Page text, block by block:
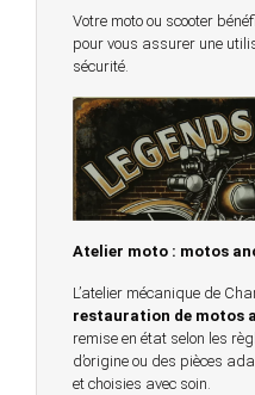
Votre moto ou scooter
pour vous assurer une
sécurité.
Atelier moto : motos
L’atelier mécanique de
restauration de motos
remise en état selon les
d’origine ou des pièces
et choisies avec soin.